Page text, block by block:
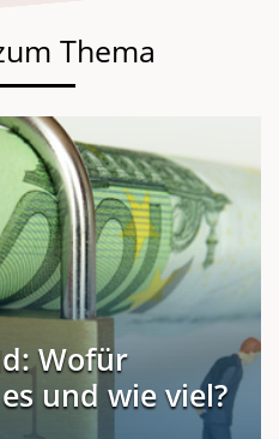
Thema
Wofür
und wie viel?